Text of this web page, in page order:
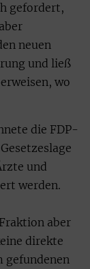
gefordert,
neuen
und ließ
wo
die FDP-
und
werden.
aber
direkte
gefundenen